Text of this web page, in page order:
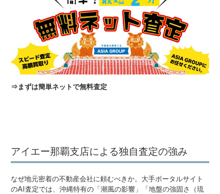
⇒まずは簡単ネットで無料査定
アイエー那覇支店による独自査定の強み
なぜ地元密着の不動産会社に頼むべきか。大手ポータルサイト
のAI査定では、沖縄特有の「潮風の影響」「地盤の強固さ（琉